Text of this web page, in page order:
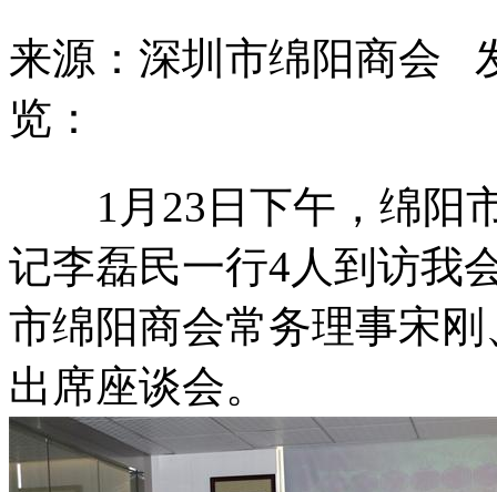
来源：深圳市绵阳商会
览：
1月23日下午，绵阳市
记李磊民一行4人到访我
市绵阳商会常务理事宋
出席座谈会。